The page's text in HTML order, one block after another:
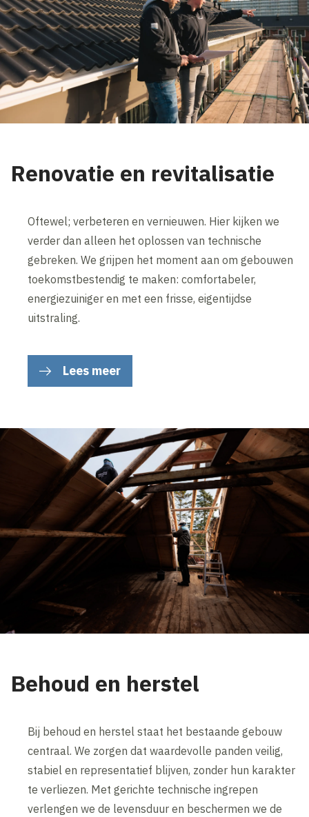
Renovatie en revitalisatie
Oftewel; verbeteren en vernieuwen. Hier kijken we
verder dan alleen het oplossen van technische
gebreken. We grijpen het moment aan om gebouwen
toekomstbestendig te maken: comfortabeler,
energiezuiniger en met een frisse, eigentijdse
uitstraling.
Lees meer
Behoud en herstel
Bij behoud en herstel staat het bestaande gebouw
centraal. We zorgen dat waardevolle panden veilig,
stabiel en representatief blijven, zonder hun karakter
te verliezen. Met gerichte technische ingrepen
verlengen we de levensduur en beschermen we de